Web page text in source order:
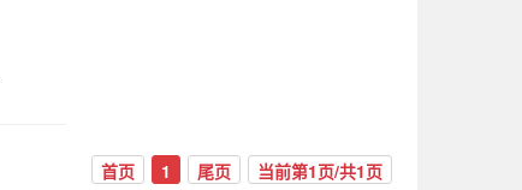
首页 1 尾页 当前第1页/共1页